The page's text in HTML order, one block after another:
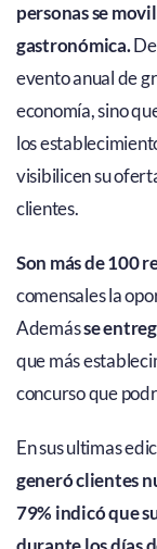
personas se
gastronómica.
evento anual de
economía, sino
los
visibilicen su
clientes.
Son más de 100
comensales la
Ademásse
que más
concurso que
En sus ultimas
generó clientes
79% indicó que